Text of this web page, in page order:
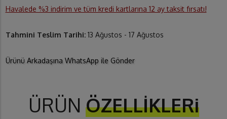
Havalede %3 indirim ve tüm kredi kartlarına 12 ay taksit fırsatı!
Tahmini Teslim Tarihi: 13 Ağustos - 17 Ağustos
Ürünü Arkadaşına WhatsApp ile Gönder
ÜRÜN ÖZELLİKLERi